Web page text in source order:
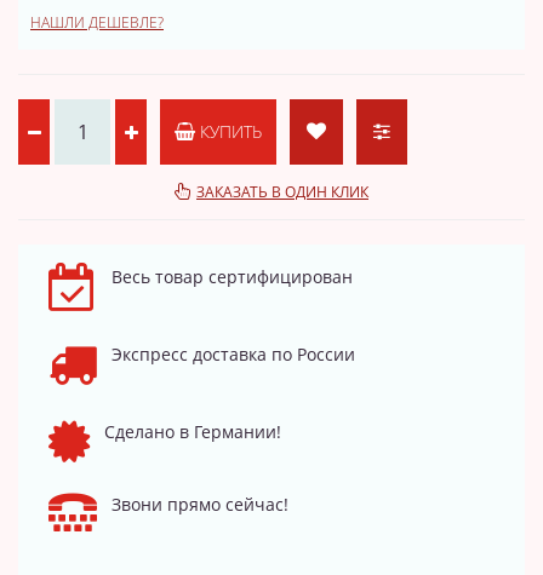
НАШЛИ ДЕШЕВЛЕ?
КУПИТЬ
ЗАКАЗАТЬ В ОДИН КЛИК
Весь товар сертифицирован
Экспресс доставка по России
Сделано в Германии!
Звони прямо сейчас!